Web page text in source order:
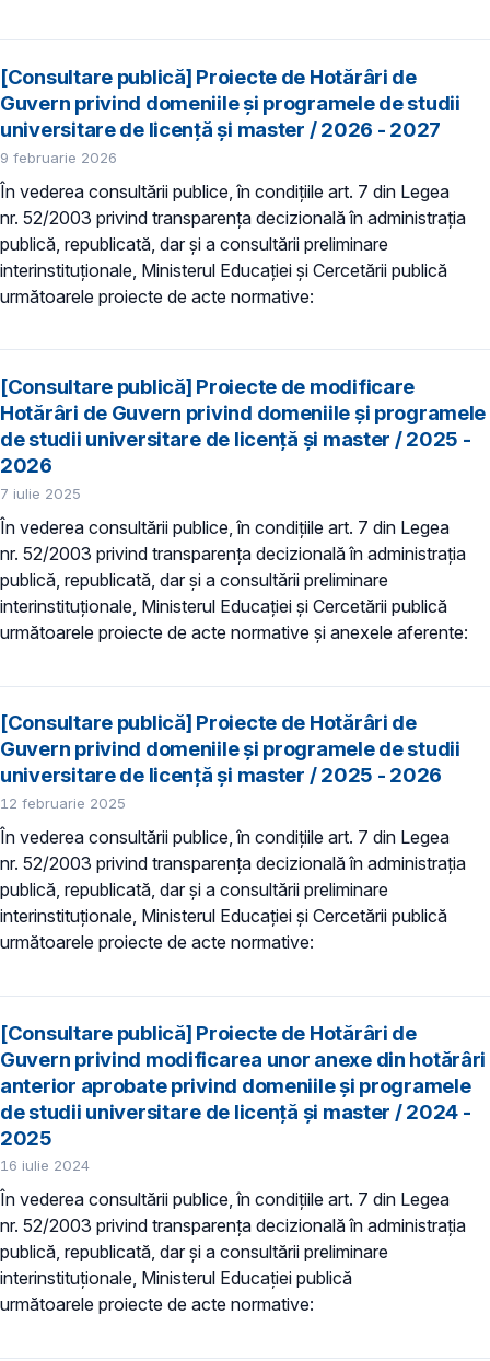
[Consultare publică] Proiecte de Hotărâri de
Guvern privind domeniile şi programele de studii
universitare de licență și master / 2026 - 2027
9 februarie 2026
În vederea consultării publice, în condiţiile art. 7 din Legea
nr. 52/2003 privind transparenţa decizională în administraţia
publică, republicată, dar și a consultării preliminare
interinstituționale, Ministerul Educaţiei și Cercetării publică
următoarele proiecte de acte normative:
[Consultare publică] Proiecte de modificare
Hotărâri de Guvern privind domeniile şi programele
de studii universitare de licență și master / 2025 -
2026
7 iulie 2025
În vederea consultării publice, în condiţiile art. 7 din Legea
nr. 52/2003 privind transparenţa decizională în administraţia
publică, republicată, dar și a consultării preliminare
interinstituționale, Ministerul Educaţiei și Cercetării publică
următoarele proiecte de acte normative și anexele aferente:
[Consultare publică] Proiecte de Hotărâri de
Guvern privind domeniile şi programele de studii
universitare de licență și master / 2025 - 2026
12 februarie 2025
În vederea consultării publice, în condiţiile art. 7 din Legea
nr. 52/2003 privind transparenţa decizională în administraţia
publică, republicată, dar și a consultării preliminare
interinstituționale, Ministerul Educaţiei și Cercetării publică
următoarele proiecte de acte normative:
[Consultare publică] Proiecte de Hotărâri de
Guvern privind modificarea unor anexe din hotărâri
anterior aprobate privind domeniile şi programele
de studii universitare de licență și master / 2024 -
2025
16 iulie 2024
În vederea consultării publice, în condiţiile art. 7 din Legea
nr. 52/2003 privind transparenţa decizională în administraţia
publică, republicată, dar și a consultării preliminare
interinstituționale, Ministerul Educaţiei publică
următoarele proiecte de acte normative: